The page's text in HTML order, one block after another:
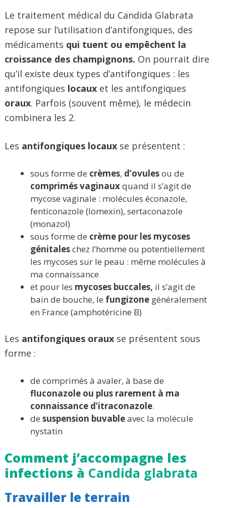
Le traitement médical du Candida Glabrata
repose sur l’utilisation d’antifongiques, des
médicaments qui tuent ou empêchent la
croissance des champignons. On pourrait dire
qu’il existe deux types d’antifongiques : les
antifongiques locaux et les antifongiques
oraux. Parfois (souvent même), le médecin
combinera les 2.
Les antifongiques locaux se présentent :
sous forme de crèmes, d’ovulesou de
comprimés vaginauxquand il s’agit de
mycose vaginale : molécules éconazole,
fenticonazole (lomexin), sertaconazole
(monazol)
sous forme de crème pour les mycoses
génitaleschez l’homme ou potentiellement
les mycoses sur le peau : même molécules à
ma connaissance
et pour les mycoses buccales, il s’agit de
bain de bouche, le fungizone généralement
en France (amphotéricine B)
Les antifongiques oraux se présentent sous
forme :
de comprimés à avaler, à base de
fluconazole ou plus rarement à ma
connaissance d’itraconazole.
de suspension buvableavec la molécule
nystatin
Comment j’accompagne les
infections à Candida glabrata
Travailler le terrain